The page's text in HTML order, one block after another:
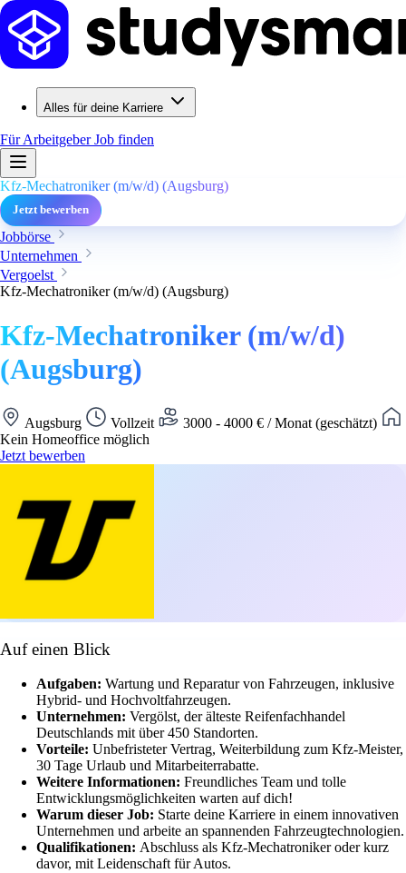
Alles für deine Karriere
Für ArbeitgeberJob finden
Kfz-Mechatroniker (m/w/d) (Augsburg)
Jetzt bewerben
Jobbörse
Unternehmen
Vergoelst
Kfz-Mechatroniker (m/w/d) (Augsburg)
Kfz-Mechatroniker (m/w/d)
(Augsburg)
Augsburg Vollzeit
3000 - 4000 € / Monat (geschätzt)
Kein Homeoffice möglich
Jetzt bewerben
Auf einen Blick
Aufgaben: Wartung und Reparatur von Fahrzeugen, inklusive
Hybrid- und Hochvoltfahrzeugen.
Unternehmen: Vergölst, der älteste Reifenfachhandel
Deutschlands mit über 450 Standorten.
Vorteile: Unbefristeter Vertrag, Weiterbildung zum Kfz-Meister,
30 Tage Urlaub und Mitarbeiterrabatte.
Weitere Informationen: Freundliches Team und tolle
Entwicklungsmöglichkeiten warten auf dich!
Warum dieser Job: Starte deine Karriere in einem innovativen
Unternehmen und arbeite an spannenden Fahrzeugtechnologien.
Qualifikationen: Abschluss als Kfz-Mechatroniker oder kurz
davor, mit Leidenschaft für Autos.